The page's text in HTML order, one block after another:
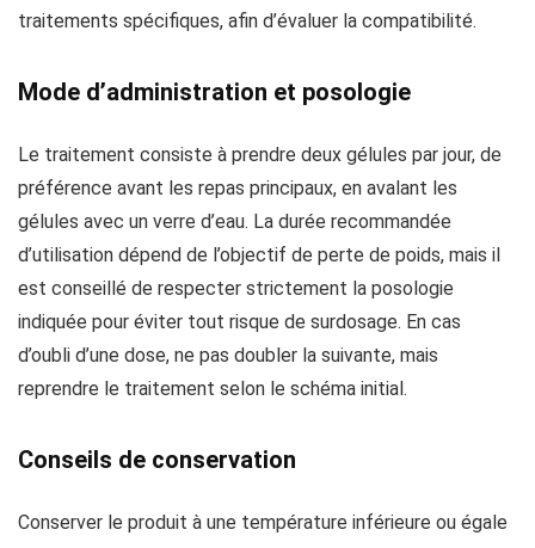
traitements spécifiques, afin d’évaluer la compatibilité.
Mode d’administration et posologie
Le traitement consiste à prendre deux gélules par jour, de
préférence avant les repas principaux, en avalant les
gélules avec un verre d’eau. La durée recommandée
d’utilisation dépend de l’objectif de perte de poids, mais il
est conseillé de respecter strictement la posologie
indiquée pour éviter tout risque de surdosage. En cas
d’oubli d’une dose, ne pas doubler la suivante, mais
reprendre le traitement selon le schéma initial.
Conseils de conservation
Conserver le produit à une température inférieure ou égale